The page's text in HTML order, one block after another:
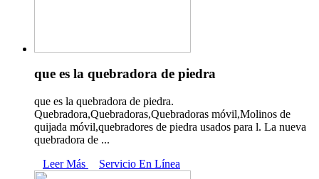
que es la quebradora de piedra
que es la quebradora de piedra.
Quebradora,Quebradoras,Quebradoras móvil,Molinos de
quijada móvil,quebradores de piedra usados para l. La nueva
quebradora de ...
Leer Más
Servicio En Línea